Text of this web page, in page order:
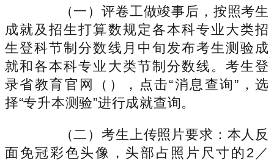
（一）评卷工做竣事后，按照考生
成就及招生打算数规定各本科专业大类招
生登科节制分数线月中旬发布考生测验成
就和各本科专业大类节制分数线。考生登
录省教育官网（），点击“消息查询”，选
择“专升本测验”进行成就查询。
（二）考生上传照片要求：本人反
面免冠彩色头像，头部占照片尺寸的2／